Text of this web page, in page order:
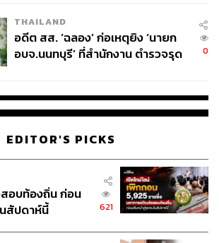
THAILAND
อดีต สส. ‘ฉลอง’ ก่อเหตุยิง ‘นายก
อบจ.นนทบุรี’ ที่สำนักงาน ตำรวจรุด
0
EDITOR'S PICKS
อบท้องถิ่น ก่อน
สัปดาห์นี้
621